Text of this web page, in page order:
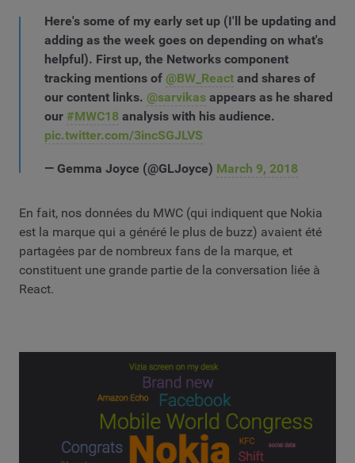
Here's some of my early set up (I'll be updating and
adding as the week goes on depending on what's
helpful). First up, the Networks component
tracking mentions of @BW_React and shares of
our content links. @sarvikas appears as he shared
our #MWC18 analysis with his audience.
pic.twitter.com/3incSGJLVS
— Gemma Joyce (@GLJoyce) March 9, 2018
En fait, nos données du MWC (qui indiquent que Nokia
est la marque qui a généré le plus de buzz) avaient été
partagées par de nombreux fans de la marque, et
constituent une grande partie de la conversation liée à
React.